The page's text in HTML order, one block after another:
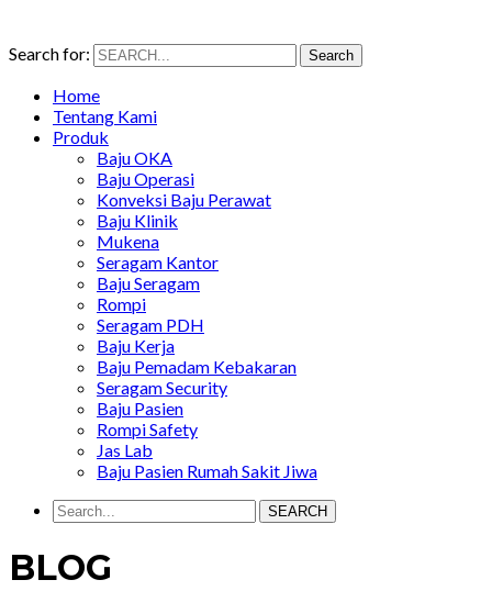
Search for: Search
Home
Tentang Kami
Produk
Baju OKA
Baju Operasi
Konveksi Baju Perawat
Baju Klinik
Mukena
Seragam Kantor
Baju Seragam
Rompi
Seragam PDH
Baju Kerja
Baju Pemadam Kebakaran
Seragam Security
Baju Pasien
Rompi Safety
Jas Lab
Baju Pasien Rumah Sakit Jiwa
SEARCH
BLOG